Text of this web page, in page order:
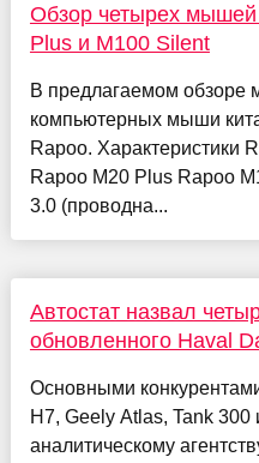
Обзор четырех
Plus и M100 Silent
В предлагаемом обзоре
компьютерных мыши
Rapoo. Характеристики
Rapoo M20 Plus Rapoo
3.0 (проводна...
Автостат назвал
обновленного Haval
Основными
H7, Geely Atlas, Tank
аналитическому